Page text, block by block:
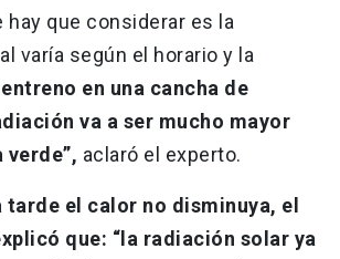
hay que considerar es la
varía según el horario y la
entreno en una cancha de
va a ser mucho mayor
verde”, aclaró el experto.
tarde el calor no disminuya, el
que: “la radiación solar ya